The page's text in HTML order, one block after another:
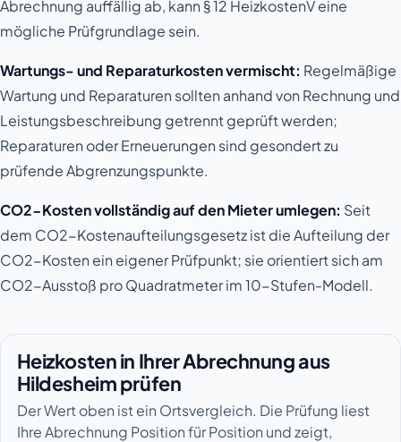
Abrechnung auffällig ab, kann § 12 HeizkostenV eine
mögliche Prüfgrundlage sein.
Wartungs- und Reparaturkosten vermischt: Regelmäßige
Wartung und Reparaturen sollten anhand von Rechnung und
Leistungsbeschreibung getrennt geprüft werden;
Reparaturen oder Erneuerungen sind gesondert zu
prüfende Abgrenzungspunkte.
CO2-Kosten vollständig auf den Mieter umlegen: Seit
dem CO2-Kostenaufteilungsgesetz ist die Aufteilung der
CO2-Kosten ein eigener Prüfpunkt; sie orientiert sich am
CO2-Ausstoß pro Quadratmeter im 10-Stufen-Modell.
Heizkosten in Ihrer Abrechnung aus
Hildesheim prüfen
Der Wert oben ist ein Ortsvergleich. Die Prüfung liest
Ihre Abrechnung Position für Position und zeigt,